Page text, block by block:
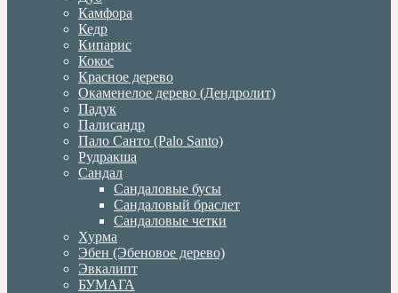
Камфора
Кедр
Кипарис
Кокос
Красное дерево
Окаменелое дерево (Дендролит)
Падук
Палисандр
Пало Санто (Palo Santo)
Рудракша
Сандал
Сандаловые бусы
Сандаловый браслет
Сандаловые четки
Хурма
Эбен (Эбеновое дерево)
Эвкалипт
БУМАГА